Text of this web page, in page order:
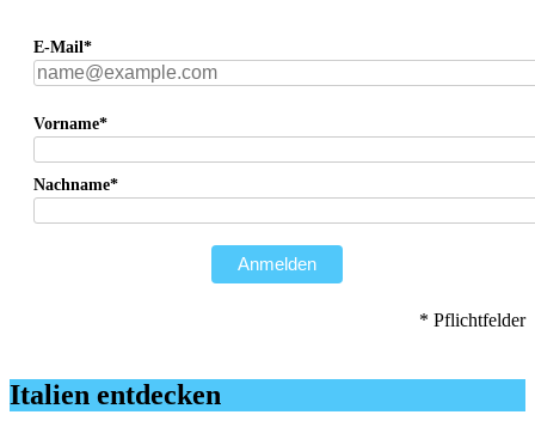
E-Mail*
Vorname*
Nachname*
Anmelden
* Pflichtfelder
Italien entdecken